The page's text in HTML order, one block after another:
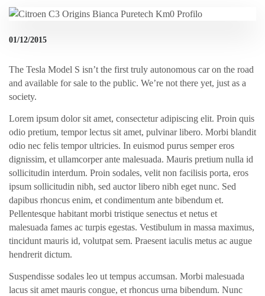
01/12/2015
The Tesla Model S isn’t the first truly autonomous car on the road
and available for sale to the public. We’re not there yet, just as a
society.
Lorem ipsum dolor sit amet, consectetur adipiscing elit. Proin quis
odio pretium, tempor lectus sit amet, pulvinar libero. Morbi blandit
odio nec felis tempor ultricies. In euismod purus semper eros
dignissim, et ullamcorper ante malesuada. Mauris pretium nulla id
sollicitudin interdum. Proin sodales, velit non facilisis porta, eros
ipsum sollicitudin nibh, sed auctor libero nibh eget nunc. Sed
dapibus rhoncus enim, et condimentum ante bibendum et.
Pellentesque habitant morbi tristique senectus et netus et
malesuada fames ac turpis egestas. Vestibulum in massa maximus,
tincidunt mauris id, volutpat sem. Praesent iaculis metus ac augue
hendrerit dictum.
Suspendisse sodales leo ut tempus accumsan. Morbi malesuada
lacus sit amet mauris congue, et rhoncus urna bibendum. Nunc